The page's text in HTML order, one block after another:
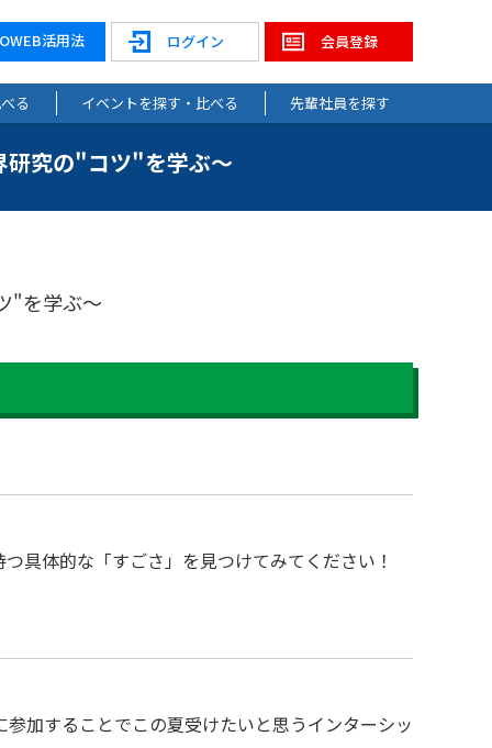
会員登録
ログイン
活用法
る イベントを探す・比べる 先輩社員を探す
研究の"コツ"を学ぶ～
"を学ぶ～
具体的な「すごさ」を見つけてみてください！
加することでこの夏受けたいと思うインターシッ